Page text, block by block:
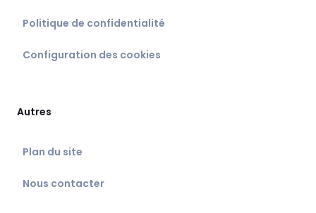
Politique de confidentialité
Configuration des cookies
Autres
Plan du site
Nous contacter